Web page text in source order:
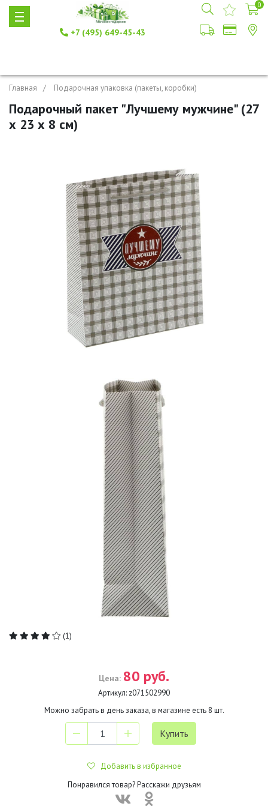
+7 (495) 649-45-43
0
Главная Подарочная упаковка (пакеты, коробки)
Подарочный пакет "Лучшему мужчине" (27
х 23 х 8 см)
(1)
Цена: 80 руб.
Артикул: z071502990
Можно забрать в день заказа, в магазине есть 8 шт.
Добавить в избранное
Понравился товар? Расскажи друзьям